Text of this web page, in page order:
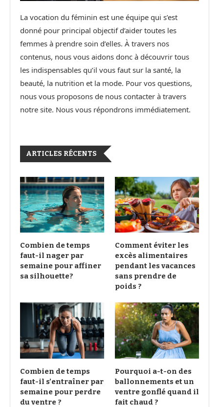
La vocation du féminin est une équipe qui s’est
donné pour principal objectif d’aider toutes les
femmes à prendre soin d’elles. À travers nos
contenus, nous vous aidons donc à découvrir tous
les indispensables qu’il vous faut sur la santé, la
beauté, la nutrition et la mode. Pour vos questions,
nous vous proposons de nous contacter à travers
notre site. Nous vous répondrons immédiatement.
ARTICLES RÉCENTS
Combien de temps
faut-il nager par
semaine pour affiner
sa silhouette?
Comment éviter les
excès alimentaires
pendant les vacances
sans prendre de
poids ?
Combien de temps
faut-il s’entraîner par
semaine pour perdre
du ventre ?
Pourquoi a-t-on des
ballonnements et un
ventre gonflé quand il
fait chaud ?